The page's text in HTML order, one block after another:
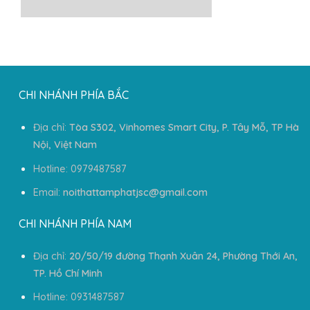
CHI NHÁNH PHÍA BẮC
Địa chỉ: Tòa S302, Vinhomes Smart City, P. Tây Mỗ, TP Hà
Nội, Việt Nam
Hotline: 0979487587
Email: noithattamphatjsc@gmail.com
CHI NHÁNH PHÍA NAM
Địa chỉ: 20/50/19 đường Thạnh Xuân 24, Phường Thới An,
TP. Hồ Chí Minh
Hotline: 0931487587